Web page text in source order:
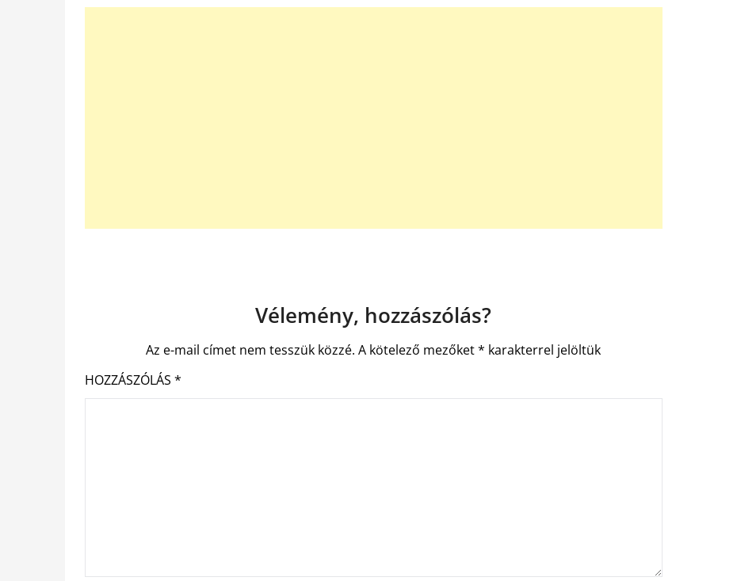
Vélemény, hozzászólás?
Az e-mail címet nem tesszük közzé. A kötelező mezőket* karakterrel jelöltük
HOZZÁSZÓLÁS *